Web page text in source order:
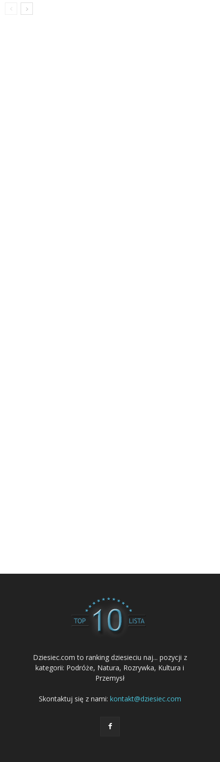
Dziesiec.com to ranking dziesieciu naj... pozycji z
kategorii: Podróże, Natura, Rozrywka, Kultura i
Przemysł
Skontaktuj się z nami: kontakt@dziesiec.com